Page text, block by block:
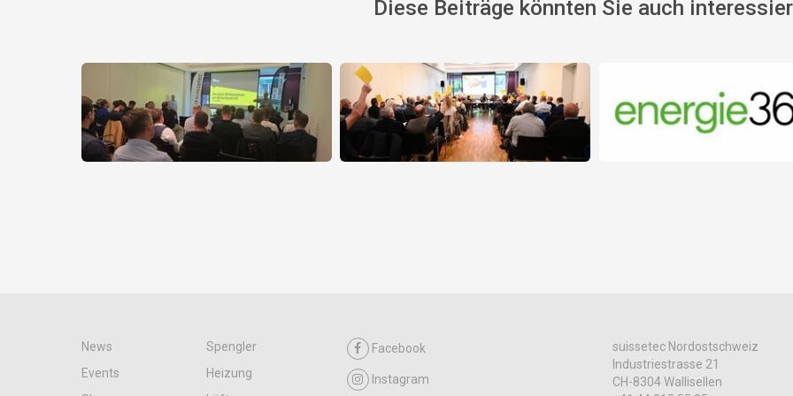
Diese Beiträge könnten Sie auch
News
Spengler
Events
Heizung
Facebook
Instagram
suissetec Nordostschweiz
Industriestrasse 21
CH-8304 Wallisellen